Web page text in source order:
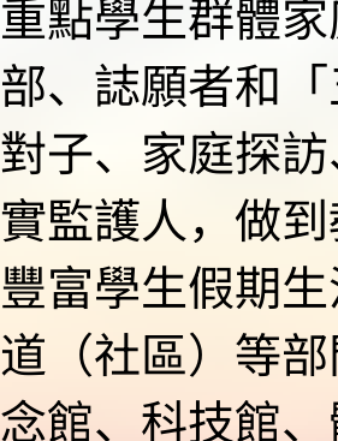
點學生群體
、誌願者和
子、家庭探
監護人，做
富學生假期
（社區）等
館、科技館